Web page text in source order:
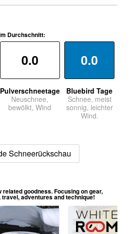
Durchschnitt:
0.0
Pulverschneetage
Neuschnee,
bewölkt, Wind
0.0
Bluebird Tage
Schnee, meist
sonnig, leichter
Wind.
Schneerückschau